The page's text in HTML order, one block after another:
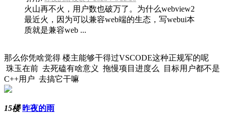
火山再不火，用户数也破万了。为什么webview2
最近火，因为可以兼容web端的生态，写webui本
质就是兼容web ...
那么你凭啥觉得 楼主能够干得过VSCODE这种正规军的呢
珠玉在前 去死磕有啥意义 拖慢项目进度么 目标用户都不是
C++用户 去搞它干嘛
15楼 昨夜的雨